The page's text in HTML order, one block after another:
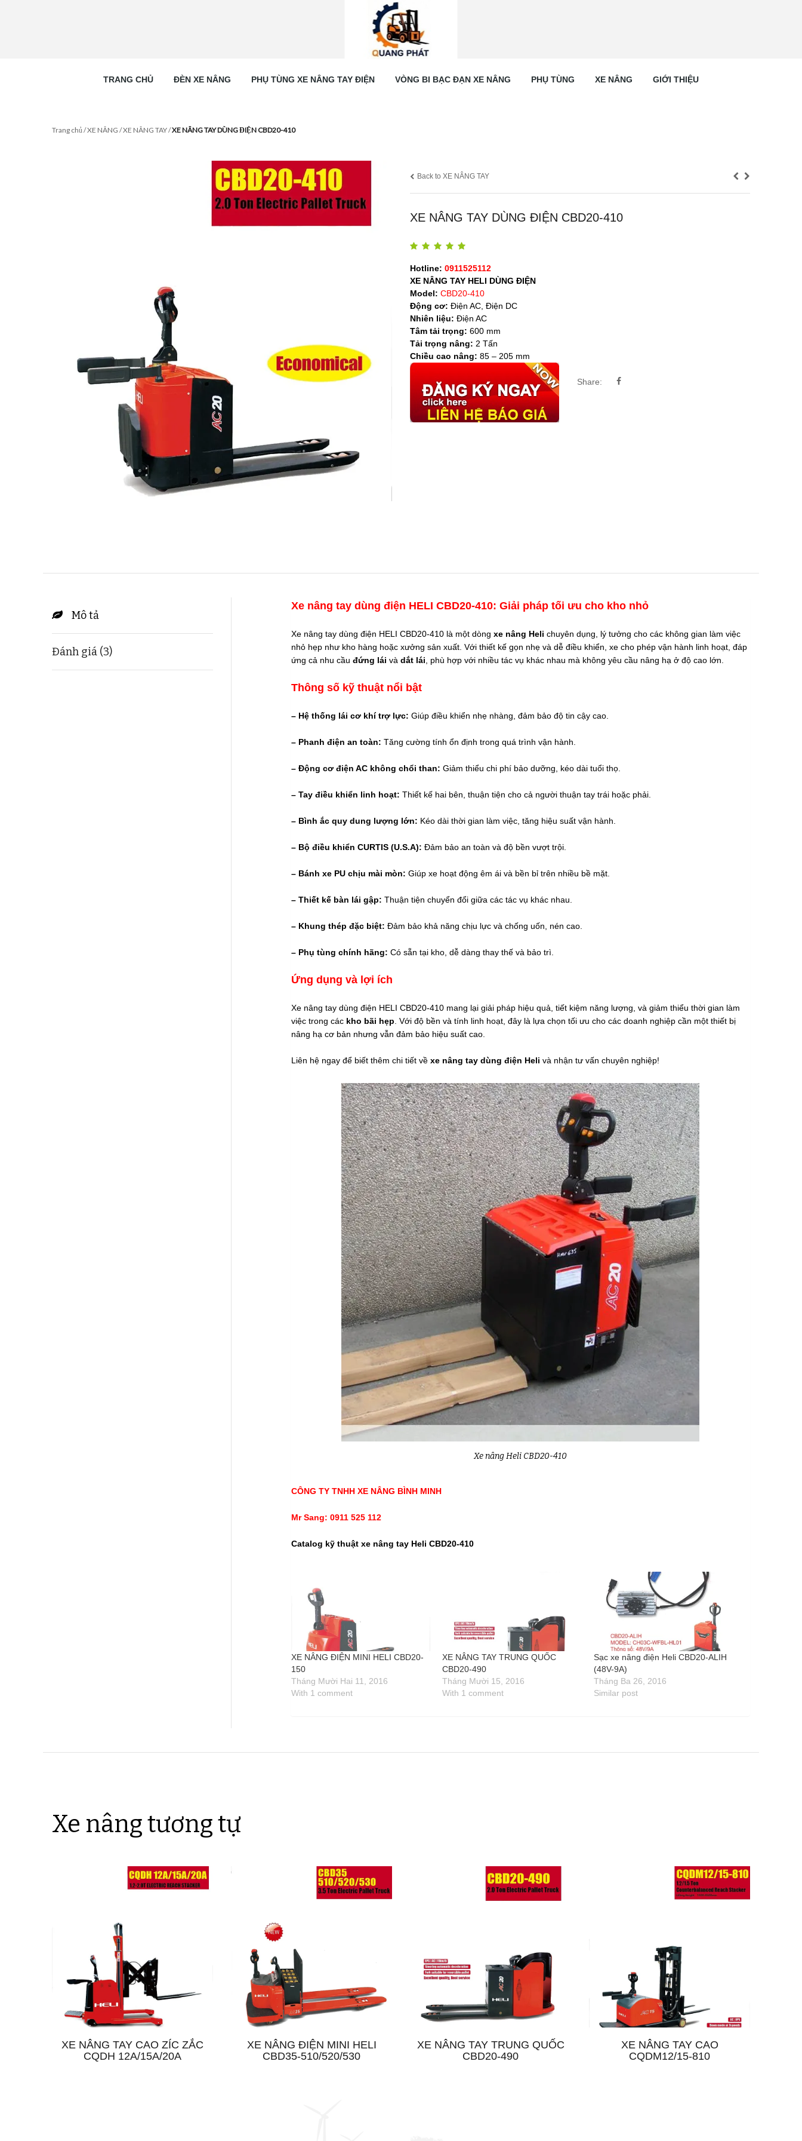
TRANG CHỦ ĐÈN XE NÂNG PHỤ TÙNG XE NÂNG TAY ĐIỆN VÒNG BI BẠC ĐẠN XE NÂNG PHỤ TÙNG XE NÂNG GIỚI THIỆU
Trang chủ/XE NÂNG /XE NÂNG TAY/XE NÂNG TAY DÙNG ĐIỆN CBD20-410
Back to XE NÂNG TAY
XE NÂNG TAY DÙNG ĐIỆN CBD20-410
Hotline: 0911525112
XE NÂNG TAY HELI DÙNG ĐIỆN
Model: CBD20-410
Động cơ: Điện AC, Điện DC
Nhiên liệu: Điện AC
Tâm tải trọng: 600 mm
Tải trọng nâng: 2 Tấn
Chiều cao nâng: 85 – 205 mm
Share:
Mô tả
Đánh giá (3)
Xe nâng tay dùng điện HELI CBD20-410: Giải pháp tối ưu cho kho nhỏ
Xe nâng tay dùng điện HELI CBD20-410 là một dòng xe nâng Heli chuyên dụng, lý tưởng cho các không gian làm việc
nhỏ hẹp như kho hàng hoặc xưởng sản xuất. Với thiết kế gọn nhẹ và dễ điều khiển, xe cho phép vận hành linh hoạt, đáp
ứng cả nhu cầu đứng lái và dắt lái , phù hợp với nhiều tác vụ khác nhau mà không yêu cầu nâng hạ ở độ cao lớn.
Thông số kỹ thuật nổi bật
– Hệ thống lái cơ khí trợ lực: Giúp điều khiển nhẹ nhàng, đảm bảo độ tin cậy cao.
– Phanh điện an toàn: Tăng cường tính ổn định trong quá trình vận hành.
– Động cơ điện AC không chổi than: Giảm thiểu chi phí bảo dưỡng, kéo dài tuổi thọ.
– Tay điều khiển linh hoạt: Thiết kế hai bên, thuận tiện cho cả người thuận tay trái hoặc phải.
– Bình ắc quy dung lượng lớn: Kéo dài thời gian làm việc, tăng hiệu suất vận hành.
– Bộ điều khiển CURTIS (U.S.A): Đảm bảo an toàn và độ bền vượt trội.
– Bánh xe PU chịu mài mòn: Giúp xe hoạt động êm ái và bền bỉ trên nhiều bề mặt.
– Thiết kế bàn lái gập: Thuận tiện chuyển đổi giữa các tác vụ khác nhau.
– Khung thép đặc biệt: Đảm bảo khả năng chịu lực và chống uốn, nén cao.
– Phụ tùng chính hãng: Có sẵn tại kho, dễ dàng thay thế và bảo trì.
Ứng dụng và lợi ích
Xe nâng tay dùng điện HELI CBD20-410 mang lại giải pháp hiệu quả, tiết kiệm năng lượng, và giảm thiểu thời gian làm
việc trong các kho bãi hẹp . Với độ bền và tính linh hoạt, đây là lựa chọn tối ưu cho các doanh nghiệp cần một thiết bị
nâng hạ cơ bản nhưng vẫn đảm bảo hiệu suất cao.
Liên hệ ngay để biết thêm chi tiết về xe nâng tay dùng điện Heli và nhận tư vấn chuyên nghiệp!
Xe nâng Heli CBD20-410
CÔNG TY TNHH XE NÂNG BÌNH MINH
Mr Sang: 0911 525 112
Catalog kỹ thuật xe nâng tay Heli CBD20-410
XE NÂNG ĐIỆN MINI HELI CBD20-
150
Tháng Mười Hai 11, 2016
With 1 comment
XE NÂNG TAY TRUNG QUỐC
CBD20-490
Tháng Mười 15, 2016
With 1 comment
Sạc xe nâng điện Heli CBD20-ALIH
(48V-9A)
Tháng Ba 26, 2016
Similar post
Xe nâng tương tự
XE NÂNG TAY CAO ZÍC ZẮC
CQDH 12A/15A/20A
XE NÂNG ĐIỆN MINI HELI
CBD35-510/520/530
XE NÂNG TAY TRUNG QUỐC
CBD20-490
XE NÂNG TAY CAO
CQDM12/15-810